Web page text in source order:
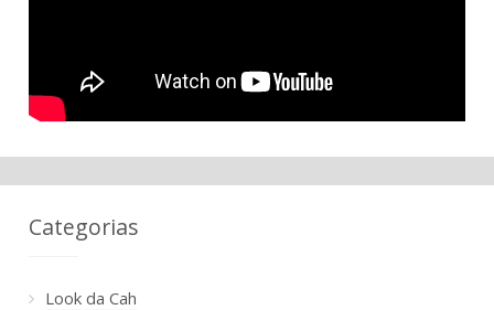
Categorias
Look da Cah